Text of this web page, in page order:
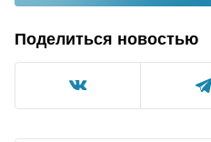
Поделиться новостью